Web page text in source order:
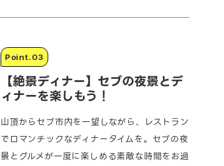
【絶景ディナー】セブの夜景とデ
ィナーを楽しもう！
山頂からセブ市内を一望しながら、レストラン
でロマンチックなディナータイムを。セブの夜
景とグルメが一度に楽しめる素敵な時間をお過